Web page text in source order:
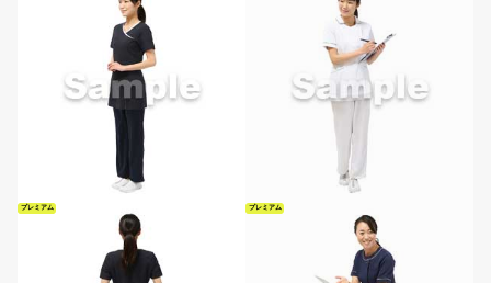
プレミアム プレミアム